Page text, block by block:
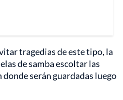
tragedias de este tipo, la
de samba escoltar las
serán guardadas luego